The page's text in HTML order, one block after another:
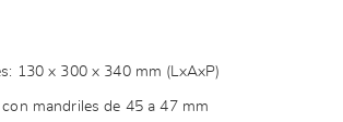
130 x 300 x 340 mm (LxAxP)
mandriles de 45 a 47 mm